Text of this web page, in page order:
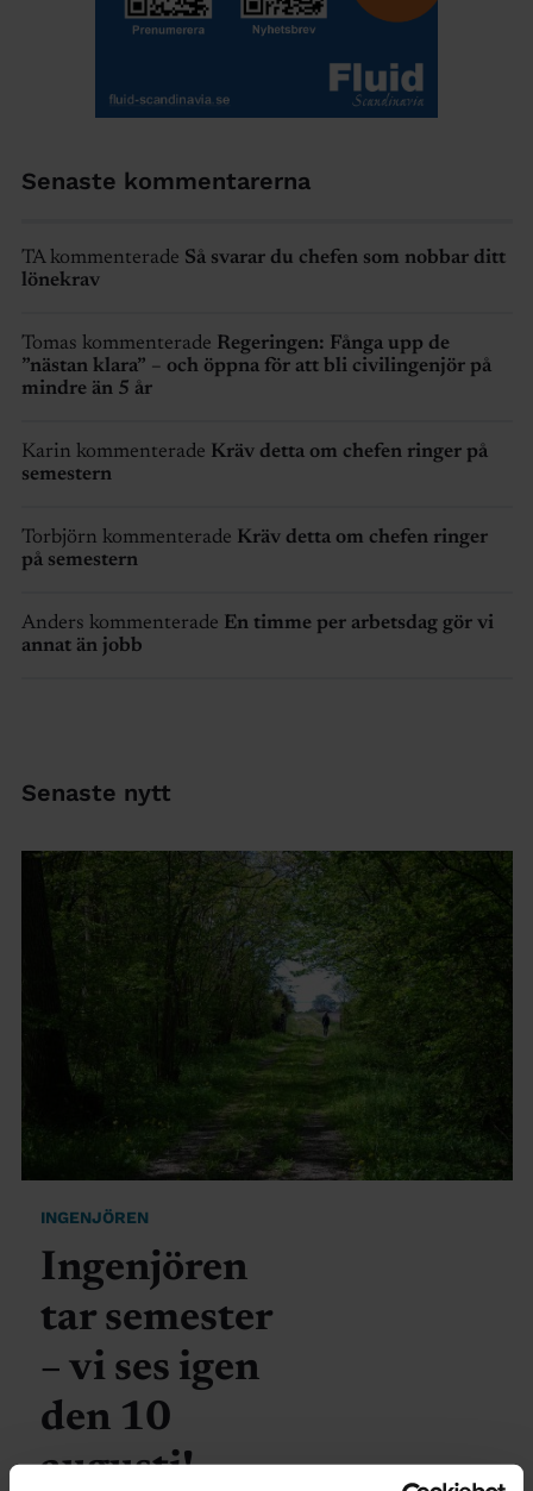
Senaste kommentarerna
TA kommenterade Så svarar du chefen som nobbar ditt
lönekrav
Tomas kommenterade Regeringen: Fånga upp de
”nästan klara” – och öppna för att bli civilingenjör på
mindre än 5 år
Karin kommenterade Kräv detta om chefen ringer på
semestern
Torbjörn kommenterade Kräv detta om chefen ringer
på semestern
Anders kommenterade En timme per arbetsdag gör vi
annat än jobb
Senaste nytt
INGENJÖREN
Ingenjören
tar semester
– vi ses igen
den 10
augusti!